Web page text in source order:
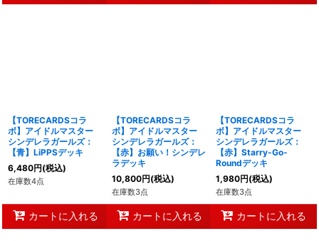
【TORECARDSコラ
ボ】アイドルマスター
シンデレラガールズ：
【青】LiPPSデッキ
6,480円(税込)
在庫数4点
カートに入れる
【TORECARDSコラ
ボ】アイドルマスター
シンデレラガールズ：
【赤】お願い！シンデレ
ラデッキ
10,800円(税込)
在庫数3点
カートに入れる
【TORECARDSコラ
ボ】アイドルマスター
シンデレラガールズ：
【赤】Starry-Go-
Roundデッキ
1,980円(税込)
在庫数3点
カートに入れる